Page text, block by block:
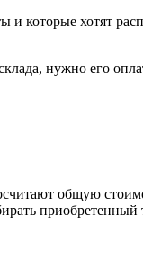
которые хотят
нужно его
общую
приобретенный